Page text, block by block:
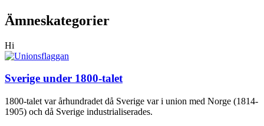
Ämneskategorier
Hi
Sverige under 1800-talet
1800-talet var århundradet då Sverige var i union med Norge (1814-
1905) och då Sverige industrialiserades.